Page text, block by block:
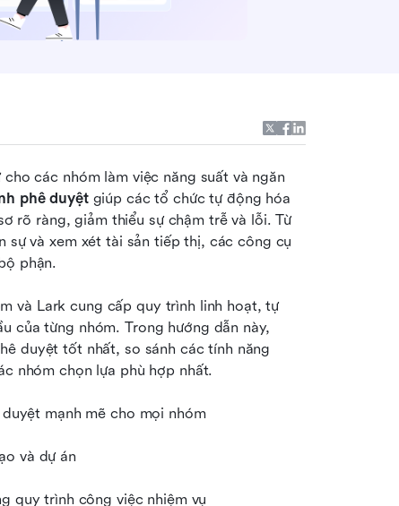
các nhóm làm việc năng suất và ngăn
phê duyệt giúp các tổ chức tự động hóa
rõ ràng, giảm thiểu sự chậm trễ và lỗi. Từ
sự và xem xét tài sản tiếp thị, các công cụ
phận.
và Lark cung cấp quy trình linh hoạt, tự
của từng nhóm. Trong hướng dẫn này,
duyệt tốt nhất, so sánh các tính năng
nhóm chọn lựa phù hợp nhất.
mạnh mẽ cho mọi nhóm
và dự án
quy trình công việc nhiệm vụ